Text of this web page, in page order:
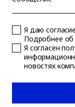
Я даю
Подробнее об
Я согласен
новостях